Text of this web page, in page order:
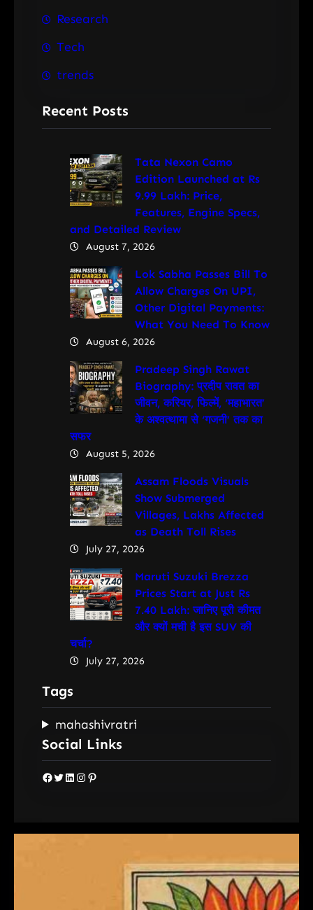
Research
Tech
trends
Recent Posts
Tata Nexon Camo
Edition Launched at Rs
9.99 Lakh: Price,
Features, Engine Specs,
and Detailed Review
August 7, 2026
Lok Sabha Passes Bill To
Allow Charges On UPI,
Other Digital Payments:
What You Need To Know
August 6, 2026
Pradeep Singh Rawat
Biography: प्रदीप रावत का
जीवन, करियर, फिल्में, ‘महाभारत’
के अश्वत्थामा से ‘गजनी’ तक का
सफर
August 5, 2026
Assam Floods Visuals
Show Submerged
Villages, Lakhs Affected
as Death Toll Rises
July 27, 2026
Maruti Suzuki Brezza
Prices Start at Just Rs
7.40 Lakh: जानिए पूरी कीमत
और क्यों मची है इस SUV की
चर्चा?
July 27, 2026
Tags
mahashivratri
Social Links
Facebook Twitter LinkedIn Instagram Pinterest